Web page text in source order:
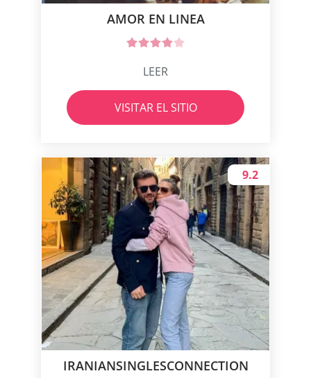
AMOR EN LINEA
LEER
VISITAR EL SITIO
IRANIANSINGLESCONNECTION
9.2